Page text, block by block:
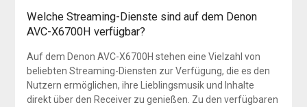
Welche Streaming-Dienste sind auf dem Denon
AVC-X6700H verfügbar?
Auf dem Denon AVC-X6700H stehen eine Vielzahl von
beliebten Streaming-Diensten zur Verfügung, die es den
Nutzern ermöglichen, ihre Lieblingsmusik und Inhalte
direkt über den Receiver zu genießen. Zu den verfügbaren